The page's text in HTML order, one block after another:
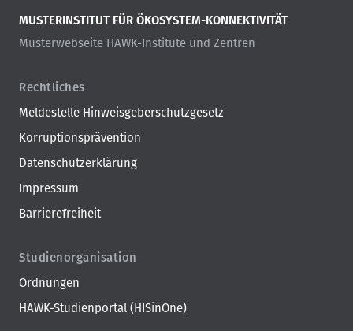
MUSTERINSTITUT FÜR ÖKOSYSTEM-KONNEKTIVITÄT
Musterwebseite HAWK-Institute und Zentren
Rechtliches
Meldestelle Hinweisgeberschutzgesetz
Korruptionsprävention
Datenschutzerklärung
Impressum
Barrierefreiheit
Studienorganisation
Ordnungen
HAWK-Studienportal (HISinOne)